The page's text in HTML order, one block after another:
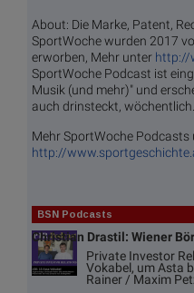
About: Die Marke, Patent,
SportWoche wurden 2017
erworben, Mehr unter http://
SportWoche Podcast ist
Musik (und mehr)" und
auch drinsteckt, wöchentlich.
Mehr SportWoche Podcasts
http://
BSN Podcasts
Christian Drastil: Wiener
Private Investor
Vokabel, um Asta
Rainer / Maxim